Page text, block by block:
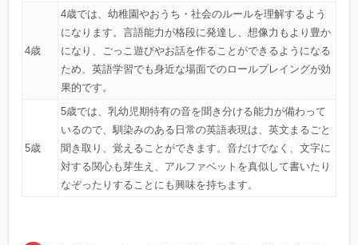
4歳
4歳では、幼稚園やおうち・社会のルールを理解するよう
になります。言語能力が格段に発達し、想像力もより豊か
になり、ごっこ遊びやお話を作ることができるようになる
ため、英語学習でも身近な場面でのロールプレイングが効
果的です。
5歳
5歳では、乳幼児期特有の音を聞き分ける能力が備わって
いるので、馴染みのある日常の英語表現は、英文まるごと
聞き取り、覚えることができます。音だけでなく、文字に
対する関心も芽生え、アルファベットを真似して書いたり
なぞったりすることにも興味を持ちます。